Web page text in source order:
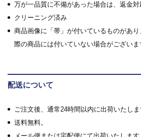
万が一品質に不備があった場合は、返金対
クリーニング済み
商品画像に「帯」が付いているものがあ
際の商品には付いていない場合がございま
配送について
ご注文後、通常24時間以内に出荷いたしま
送料無料。